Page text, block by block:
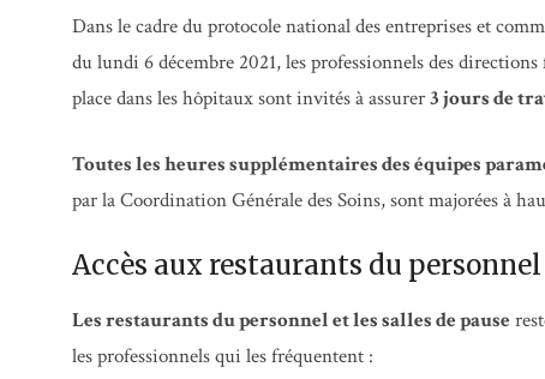
Dans le cadre du protocole national des entreprises et
du lundi 6 décembre 2021, les professionnels des
place dans les hôpitaux sont invités à assurer3 jours de
Toutes les heures supplémentaires des équipes
par la Coordination Générale des Soins, sont majorées à
Accès aux restaurants du
Les restaurants du personnel et les salles de pause
les professionnels qui les fréquentent :